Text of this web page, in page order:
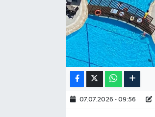
07.07.2026 - 09:56